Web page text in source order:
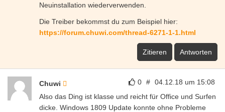
Neuinstallation wiederverwenden.
Die Treiber bekommst du zum Beispiel hier:
https://forum.chuwi.com/thread-6271-1-1.html
Zitieren Antworten
0 # 04.12.18 um 15:08
Chuwi
Also das Ding ist klasse und reicht für Office und Surfen
dicke. Windows 1809 Update konnte ohne Probleme